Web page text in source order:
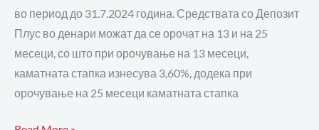
во период до 31.7.2024 година. Средствата со Депозит
Плус во денари можат да се орочат на 13 и на 25
месеци, со што при орочување на 13 месеци,
каматната стапка изнесува 3,60%, додека при
орочување на 25 месеци каматната стапка